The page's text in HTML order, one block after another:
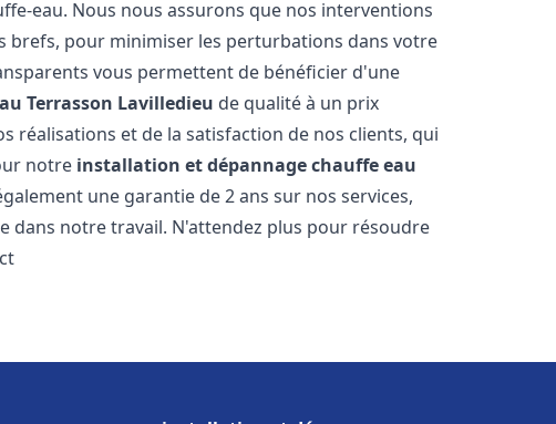
eau. Nous nous assurons que nos interventions
brefs, pour minimiser les perturbations dans votre
vous permettent de bénéficier d'une
Terrasson Lavilledieu de qualité à un prix
réalisations et de la satisfaction de nos clients, qui
notre installation et dépannage chauffe eau
une garantie de 2 ans sur nos services,
dans notre travail. N'attendez plus pour résoudre